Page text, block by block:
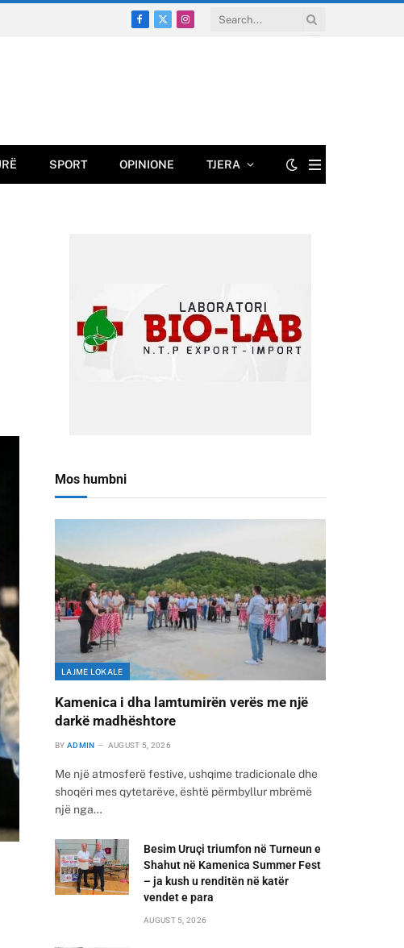
Facebook
X
Instagram
SPORT OPINIONE TJERA
Mos humbni
LAJME LOKALE
Kamenica i dha lamtumirën verës me një
darkë madhështore
BY ADMIN AUGUST 5, 2026
Me një atmosferë festive, ushqime tradicionale dhe
shoqëri mes qytetarëve, është përmbyllur mbrëmë
një nga…
Besim Uruçi triumfon në Turneun e
Shahut në Kamenica Summer Fest
– ja kush u renditën në katër
vendet e para
AUGUST 5, 2026